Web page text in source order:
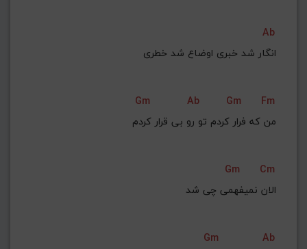
Ab
انگار شد خبری اوضاع شد خطری
Gm Ab Gm
Fm
Gm
Cm
الان نمیفهمی چی شد
Gm
Ab